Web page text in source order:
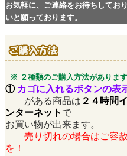
お気軽に、ご連絡をお待ちしてお
いと願っております。
※ ２種類のご購入方法があります
① カゴに入れるボタンの表
がある商品は ２４時間イ
ンターネット で
お買い物が出来ます。
売り切れの場合はご容赦
を！